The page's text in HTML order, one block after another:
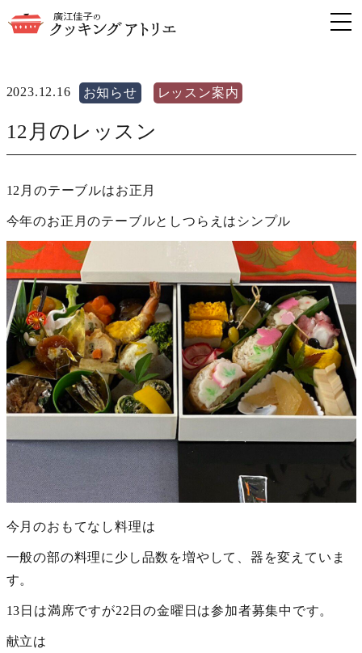
2023.12.16 お知らせ レッスン案内
12月のレッスン
12月のテーブルはお正月
今年のお正月のテーブルとしつらえはシンプル
今月のおもてなし料理は
一般の部の料理に少し品数を増やして、器を変えていま
す。
13日は満席ですが22日の金曜日は参加者募集中です。
献立は